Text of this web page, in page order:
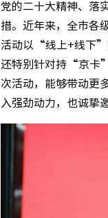
党的二十大精神、落
措。近年来，全市各
活动以“线上+线下”
还特别针对持“京卡
次活动，能够带动更
入强劲动力，也诚挚